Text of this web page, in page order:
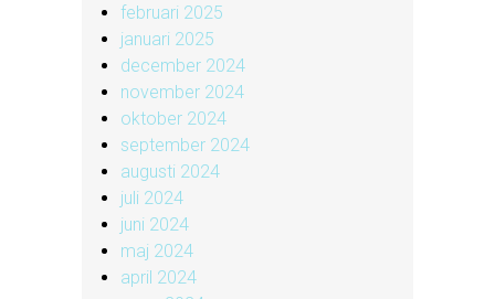
februari 2025
januari 2025
december 2024
november 2024
oktober 2024
september 2024
augusti 2024
juli 2024
juni 2024
maj 2024
april 2024